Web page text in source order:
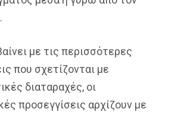
με τις περισσότερες
που σχετίζονται με
διαταραχές, οι
προσεγγίσεις αρχίζουν με